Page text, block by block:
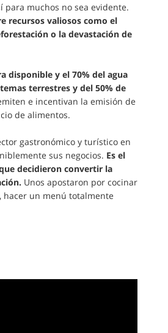
muchos no sea evidente.
recursos valiosos como el
o la devastación de
disponible y el 70% del agua
terrestres y del 50% de
e incentivan la emisión de
de alimentos.
gastronómico y turístico en
sus negocios. Es el
decidieron convertir la
Unos apostaron por cocinar
hacer un menú totalmente